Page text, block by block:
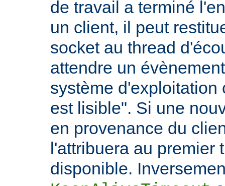
de travail a terminé
un client, il peut
socket au thread
attendre un
système d'exploitation
est lisible". Si une
en provenance du
l'attribuera au premier
disponible.